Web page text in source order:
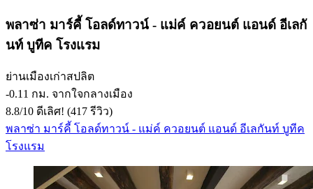
พลาซ่า มาร์คี้ โอลด์ทาวน์ - แม่ค์ ควอยนต์ แอนด์ อีเลกั
นท์ บูทีค โรงแรม
ย่านเมืองเก่าสปลิต
‐0.11 กม. จากใจกลางเมือง
8.8/10 ดีเลิศ! (417 รีวิว)
พลาซ่า มาร์คี้ โอลด์ทาวน์ - แม่ค์ ควอยนต์ แอนด์ อีเลกันท์ บูทีค
โรงแรม